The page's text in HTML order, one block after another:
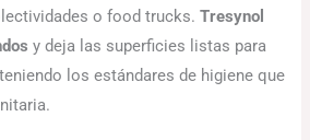
o food trucks.Tresynol
y deja las superficies listas para
los estándares de higiene que